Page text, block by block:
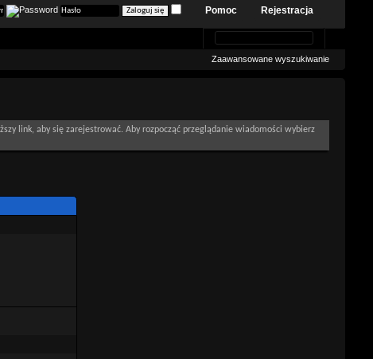
Rejestracja
Pomoc
Zaawansowane wyszukiwanie
link, aby się zarejestrować. Aby rozpocząć przeglądanie wiadomości wybierz